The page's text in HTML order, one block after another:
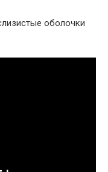
оболочки